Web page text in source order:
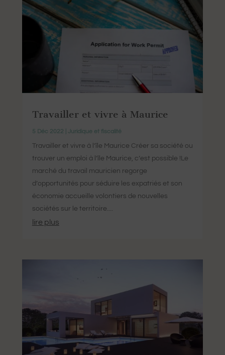
Travailler et vivre à Maurice
5 Déc 2022 Juridique et fiscalité
Travailler et vivre à l’île Maurice Créer sa société ou
trouver un emploi à l’île Maurice, c’est possible !Le
marché du travail mauricien regorge
d’opportunités pour séduire les expatriés et son
économie accueille volontiers de nouvelles
sociétés sur le territoire....
lire plus